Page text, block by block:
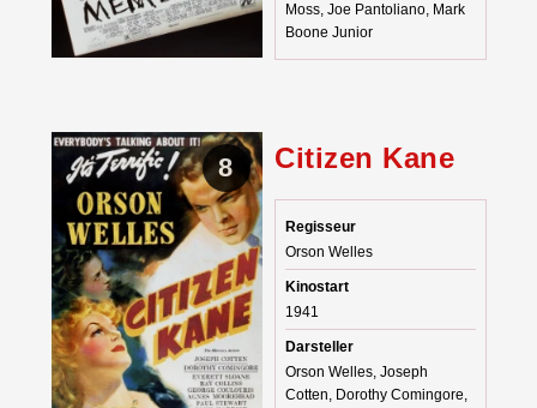
Moss, Joe Pantoliano, Mark
Boone Junior
8 Citizen Kane
Regisseur
Orson Welles
Kinostart
1941
Darsteller
Orson Welles, Joseph
Cotten, Dorothy Comingore,